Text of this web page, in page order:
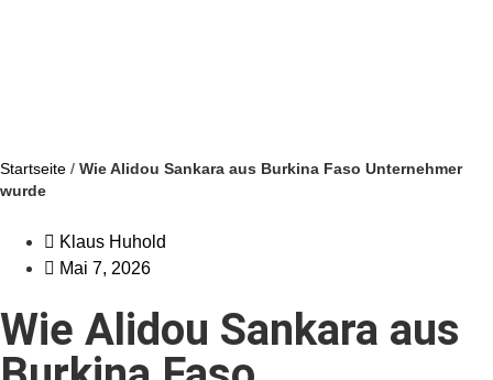
Startseite / Wie Alidou Sankara aus Burkina Faso Unternehmer
wurde
Klaus Huhold
Mai 7, 2026
Wie Alidou Sankara aus